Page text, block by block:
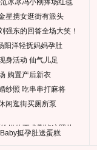
冰冰冯小刚捧场红毯
星携女逛街有派头
强东的回答全场大笑！
阳洋轻抚妈妈孕肚
身活动 仙气儿足
购置产后新衣
纱照 吃串串打麻将
闲逛街买厕所泵
媒体要求删掉这照片
挺孕肚送蛋糕